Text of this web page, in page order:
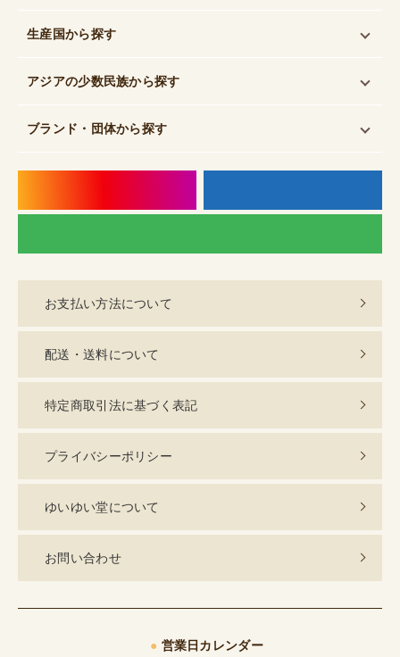
生産国から探す
アジアの少数民族から探す
ブランド・団体から探す
お支払い方法について
配送・送料について
特定商取引法に基づく表記
プライバシーポリシー
ゆいゆい堂について
お問い合わせ
● 営業日カレンダー